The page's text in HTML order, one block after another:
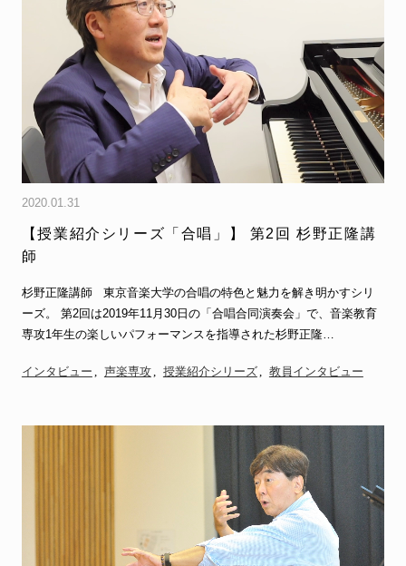
2020.01.31
【授業紹介シリーズ「合唱」】 第2回 杉野正隆講
師
杉野正隆講師 東京音楽大学の合唱の特色と魅力を解き明かすシリ
ーズ。 第2回は2019年11月30日の「合唱合同演奏会」で、音楽教育
専攻1年生の楽しいパフォーマンスを指導された杉野正隆…
インタビュー 声楽専攻 授業紹介シリーズ 教員インタビュー